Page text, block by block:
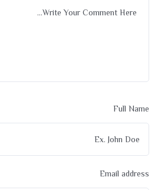
Full Name
Email address